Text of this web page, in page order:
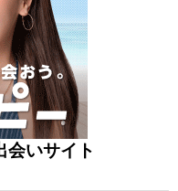
会いサイト